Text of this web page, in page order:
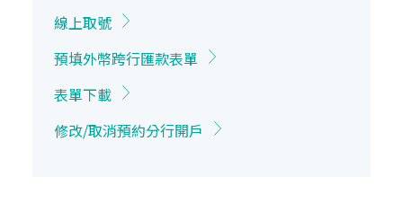
線上取號
預填外幣跨行匯款表單
表單下載
修改/取消預約分行開戶